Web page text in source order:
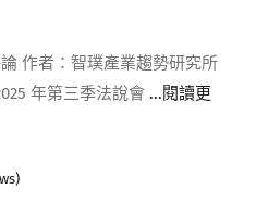
作者：智璞產業趨勢研究所
年第三季法說會 ...閱讀更